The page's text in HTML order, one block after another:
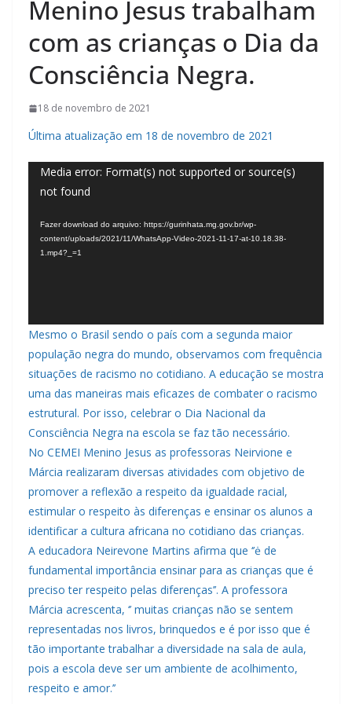
Menino Jesus trabalham
com as crianças o Dia da
Consciência Negra.
18 de novembro de 2021
Última atualização em 18 de novembro de 2021
Tocador
de
Media error: Format(s) not supported or source(s)
not found
Fazer download do arquivo: https://gurinhata.mg.gov.br/wp-
content/uploads/2021/11/WhatsApp-Video-2021-11-17-at-10.18.38-
1.mp4?_=1
Mesmo o Brasil sendo o país com a segunda maior
população negra do mundo, observamos com frequência
situações de racismo no cotidiano. A educação se mostra
uma das maneiras mais eficazes de combater o racismo
estrutural. Por isso, celebrar o Dia Nacional da
Consciência Negra na escola se faz tão necessário.
No CEMEI Menino Jesus as professoras Neirvione e
Márcia realizaram diversas atividades com objetivo de
promover a reflexão a respeito da igualdade racial,
estimular o respeito às diferenças e ensinar os alunos a
identificar a cultura africana no cotidiano das crianças.
A educadora Neirevone Martins afirma que ‘’ė de
fundamental importância ensinar para as crianças que é
preciso ter respeito pelas diferenças’’. A professora
Márcia acrescenta, ‘’ muitas crianças não se sentem
representadas nos livros, brinquedos e é por isso que é
tão importante trabalhar a diversidade na sala de aula,
pois a escola deve ser um ambiente de acolhimento,
respeito e amor.’’